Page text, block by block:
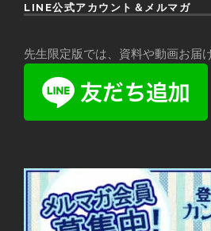
LINE公式アカウント＆メルマガ
先生限定版では、資料や動画お届け